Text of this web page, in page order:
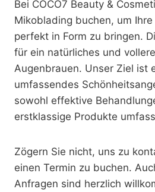
Bei COCO7 Beauty &
Mikoblading buchen, um
perfekt in Form zu bringen.
für ein natürliches und
Augenbrauen. Unser Ziel ist
umfassendes
sowohl effektive
erstklassige Produkte
Zögern Sie nicht, uns zu
einen Termin zu buchen.
Anfragen sind herzlich